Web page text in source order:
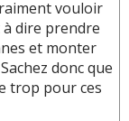
vouloir
dire prendre
et monter
donc que
trop pour ces